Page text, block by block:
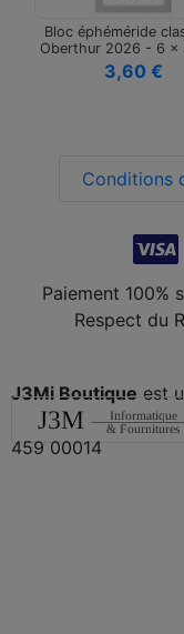
Bloc éphéméride
Oberthur 2026 - 6 x
G…
3,60 €
Conditions
Paiement 100%
Respect du
J3Mi Boutique est
459 00014